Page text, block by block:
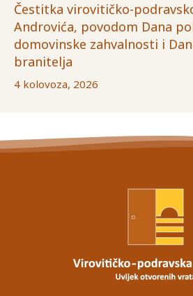
Čestitka virovitičko-
Androvića, povodom Dana
domovinske zahvalnosti i
branitelja
4 kolovoza, 2026